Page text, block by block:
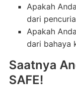
Apakah
dari
Apakah
dari bahaya
Saatnya
SAFE!